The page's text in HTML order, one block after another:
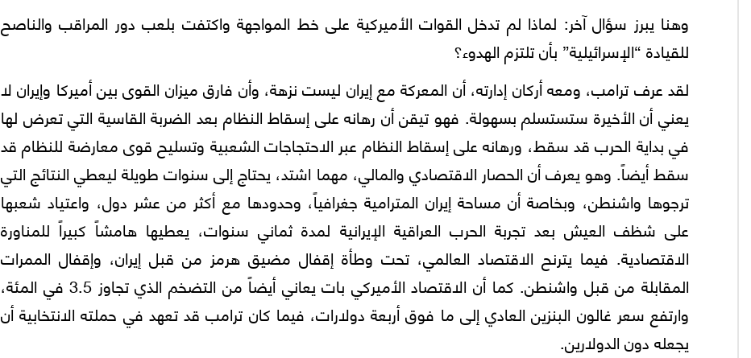
وهنا يبرز سؤال آخر: لماذا لم تدخل القوات الأميركية على خط المواجهة واكتفت بلعب دور المراقب والناصح
للقيادة “الإسرائيلية” بأن تلتزم الهدوء؟
لقد عرف ترامب، ومعه أركان إدارته، أن المعركة مع إيران ليست نزهة، وأن فارق ميزان القوى بين أميركا وإيران لا
يعني أن الأخيرة ستستسلم بسهولة. فهو تيقن أن رهانه على إسقاط النظام بعد الضربة القاسية التي تعرض لها
في بداية الحرب قد سقط، ورهانه على إسقاط النظام عبر الاحتجاجات الشعبية وتسليح قوى معارضة للنظام قد
سقط أيضاً. وهو يعرف أن الحصار الاقتصادي والمالي، مهما اشتد، يحتاج إلى سنوات طويلة ليعطي النتائج التي
ترجوها واشنطن، وبخاصة أن مساحة إيران المترامية جغرافياً، وحدودها مع أكثر من عشر دول، واعتياد شعبها
على شظف العيش بعد تجربة الحرب العراقية الإيرانية لمدة ثماني سنوات، يعطيها هامشاً كبيراً للمناورة
الاقتصادية. فيما يترنح الاقتصاد العالمي، تحت وطأة إقفال مضيق هرمز من قبل إيران، وإقفال الممرات
المقابلة من قبل واشنطن. كما أن الاقتصاد الأميركي بات يعاني أيضاً من التضخم الذي تجاوز 3.5 في المئة،
وارتفع سعر غالون البنزين العادي إلى ما فوق أربعة دولارات، فيما كان ترامب قد تعهد في حملته الانتخابية أن
يجعله دون الدولارين.